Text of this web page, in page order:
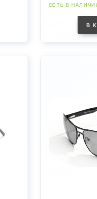
ЕСТЬ В
В